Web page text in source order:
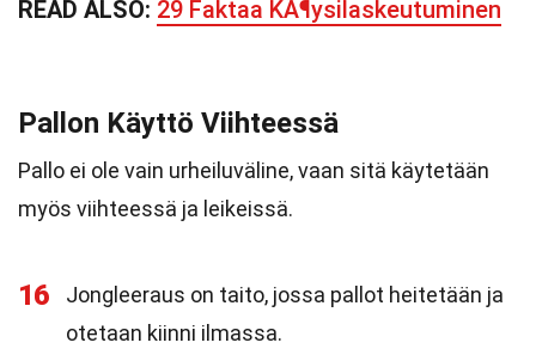
READ ALSO: 29 Faktaa KÃ¶ysilaskeutuminen
Pallon Käyttö Viihteessä
Pallo ei ole vain urheiluväline, vaan sitä käytetään
myös viihteessä ja leikeissä.
16
Jongleeraus on taito, jossa pallot heitetään ja
otetaan kiinni ilmassa.